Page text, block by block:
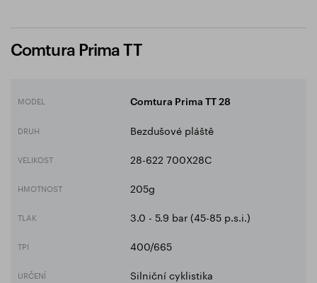
Comtura Prima TT
MODEL Comtura Prima TT 28
DRUH Bezdušové pláště
VELIKOST 28-622 700X28C
HMOTNOST 205g
TLAK 3.0 - 5.9 bar (45-85 p.s.i.)
TPI 400/665
URČENÍ Silniční cyklistika